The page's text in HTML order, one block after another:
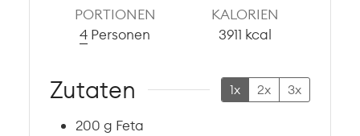
PORTIONEN
4 Personen
KALORIEN
3911 kcal
Zutaten 1x 2x 3x
200 g Feta